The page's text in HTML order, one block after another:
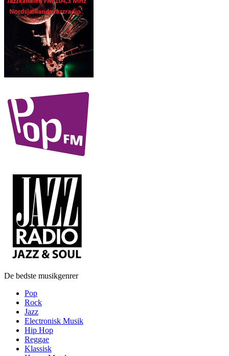
De bedste musikgenrer
Pop
Rock
Jazz
Electronisk Musik
Hip Hop
Reggae
Klassisk